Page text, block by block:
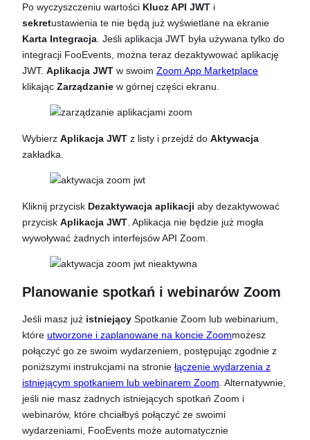
Po wyczyszczeniu wartości Klucz API JWT i
sekretustawienia te nie będą już wyświetlane na ekranie
Karta Integracja . Jeśli aplikacja JWT była używana tylko do
integracji FooEvents, można teraz dezaktywować aplikację
JWT. Aplikacja JWT w swoim Zoom App Marketplace
klikając Zarządzanie w górnej części ekranu.
Wybierz Aplikacja JWT z listy i przejdź do Aktywacja
zakładka.
Kliknij przycisk Dezaktywacja aplikacji aby dezaktywować
przycisk Aplikacja JWT . Aplikacja nie będzie już mogła
wywoływać żadnych interfejsów API Zoom.
Planowanie spotkań i webinarów Zoom
Jeśli masz już istniejący Spotkanie Zoom lub webinarium,
które utworzone i zaplanowane na koncie Zoommożesz
połączyć go ze swoim wydarzeniem, postępując zgodnie z
poniższymi instrukcjami na stronie łączenie wydarzenia z
istniejącym spotkaniem lub webinarem Zoom. Alternatywnie,
jeśli nie masz żadnych istniejących spotkań Zoom i
webinarów, które chciałbyś połączyć ze swoimi
wydarzeniami, FooEvents może automatycznie